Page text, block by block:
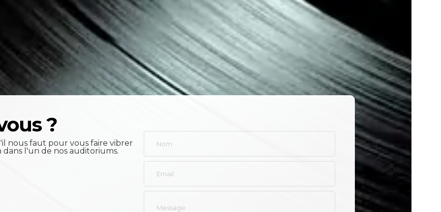
?
nous faut pour vous faire vibrer
l'un de nos auditoriums.